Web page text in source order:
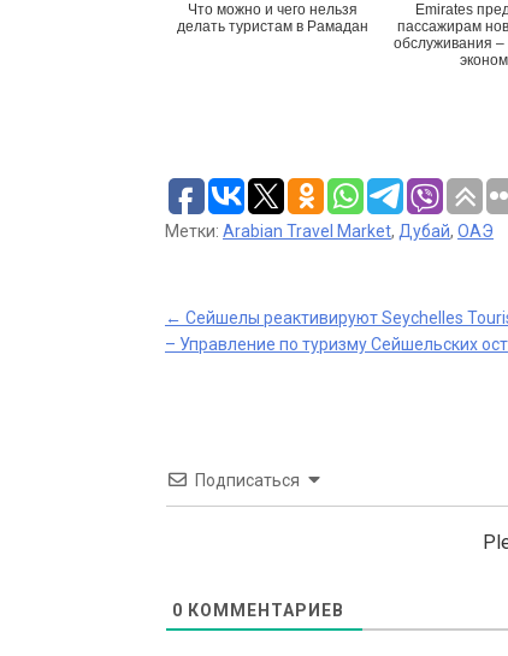
Что можно и чего нельзя
делать туристам в Рамадан
Emirates
пассажирам
обслуживания
эконом
Метки: Arabian Travel Market, Дубай, ОАЭ
Post
← Сейшелы реактивируют Seychelles
– Управление по туризму Сейшельских
Подписаться
0 КОММЕНТАРИЕВ